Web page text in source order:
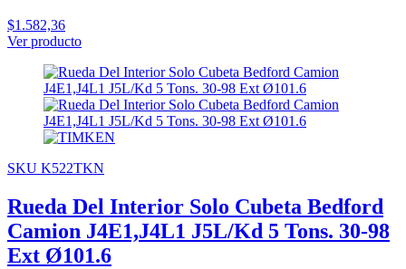
$1.582,36
Ver producto
SKU K522TKN
Rueda Del Interior Solo Cubeta Bedford
Camion J4E1,J4L1 J5L/Kd 5 Tons. 30-98
Ext Ø101.6